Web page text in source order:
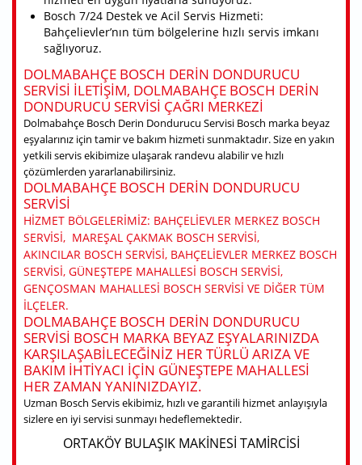
Bosch 7/24 Destek ve Acil Servis Hizmeti:
Bahçelievler’nın tüm bölgelerine hızlı servis imkanı
sağlıyoruz.
DOLMABAHÇE BOSCH DERIN DONDURUCU
SERVISI ILETIŞIM, DOLMABAHÇE BOSCH DERIN
DONDURUCU SERVISI ÇAĞRI MERKEZI
Dolmabahçe Bosch Derin Dondurucu Servisi Bosch marka beyaz
eşyalarınız için tamir ve bakım hizmeti sunmaktadır. Size en yakın
yetkili servis ekibimize ulaşarak randevu alabilir ve hızlı
çözümlerden yararlanabilirsiniz.
DOLMABAHÇE BOSCH DERIN DONDURUCU
SERVISI
HIZMET BÖLGELERIMIZ: BAHÇELIEVLER MERKEZ BOSCH
SERVISI, MAREŞAL ÇAKMAK BOSCH SERVISI,
AKINCILAR BOSCH SERVISI, BAHÇELIEVLER MERKEZ BOSCH
SERVISI, GÜNEŞTEPE MAHALLESI BOSCH SERVISI,
GENÇOSMAN MAHALLESI BOSCH SERVISI VE DIĞER TÜM
ILÇELER.
DOLMABAHÇE BOSCH DERIN DONDURUCU
SERVISI BOSCH MARKA BEYAZ EŞYALARINIZDA
KARŞILAŞABILECEĞINIZ HER TÜRLÜ ARIZA VE
BAKIM IHTIYACI IÇIN GÜNEŞTEPE MAHALLESI
HER ZAMAN YANINIZDAYIZ.
Uzman Bosch Servis ekibimiz, hızlı ve garantili hizmet anlayışıyla
sizlere en iyi servisi sunmayı hedeflemektedir.
ORTAKÖY BULAŞIK MAKINESI TAMIRCISI